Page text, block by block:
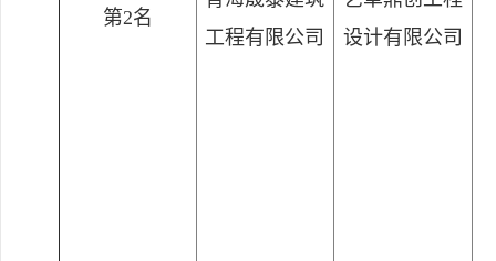
第2名
工程有限公司
设计有限公司